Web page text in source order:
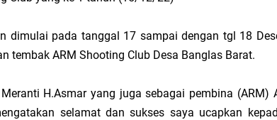
Bupati Asmar Dorong Kemudahan Layanan
Hari Mangrove Sedunia, Yayasan Generasi
dimulai pada tanggal 17 sampai dengan tgl 18
tembak ARM Shooting Club Desa Banglas Barat.
H.Asmar yang juga sebagai pembina (ARM)
selamat dan sukses saya ucapkan